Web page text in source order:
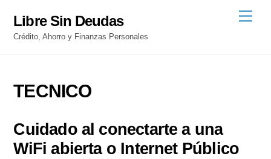
content
Libre Sin Deudas
Crédito, Ahorro y Finanzas Personales
TECNICO
Cuidado al conectarte a una
WiFi abierta o Internet Público